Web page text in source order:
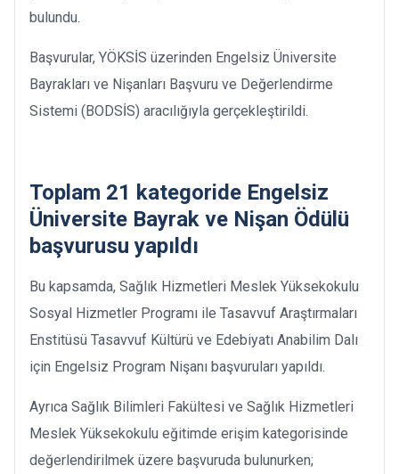
bulundu.
Başvurular, YÖKSİS üzerinden Engelsiz Üniversite
Bayrakları ve Nişanları Başvuru ve Değerlendirme
Sistemi (BODSİS) aracılığıyla gerçekleştirildi.
Toplam 21 kategoride Engelsiz
Üniversite Bayrak ve Nişan Ödülü
başvurusu yapıldı
Bu kapsamda, Sağlık Hizmetleri Meslek Yüksekokulu
Sosyal Hizmetler Programı ile Tasavvuf Araştırmaları
Enstitüsü Tasavvuf Kültürü ve Edebiyatı Anabilim Dalı
için Engelsiz Program Nişanı başvuruları yapıldı.
Ayrıca Sağlık Bilimleri Fakültesi ve Sağlık Hizmetleri
Meslek Yüksekokulu eğitimde erişim kategorisinde
değerlendirilmek üzere başvuruda bulunurken;